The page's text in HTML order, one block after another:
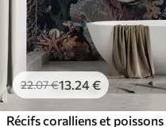
22.07€13 .24€